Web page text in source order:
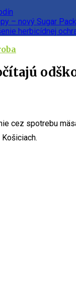
– nový Sugar Pack
herbicídnej